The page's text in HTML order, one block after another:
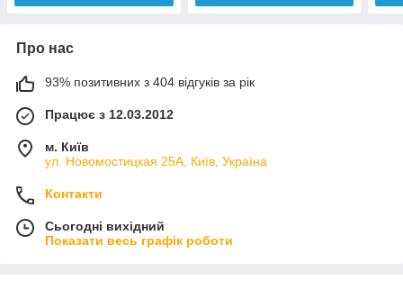
Про нас
93% позитивних з 404 відгуків за рік
Працює з 12.03.2012
м. Київ
ул. Новомостицкая 25А, Київ, Україна
Контакти
Сьогодні вихідний
Показати весь графік роботи